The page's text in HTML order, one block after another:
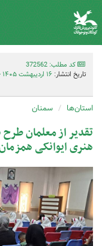
کد مطلب: 372562
تاریخ انتشار: ۱۶ اردیبهشت ۱۴۰۵ - ۰۹:۵۴
استان‌ها سمنان
تقدیر از معلمان
هنری ایوانکی